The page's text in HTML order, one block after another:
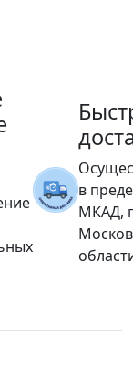
в
МКАД,